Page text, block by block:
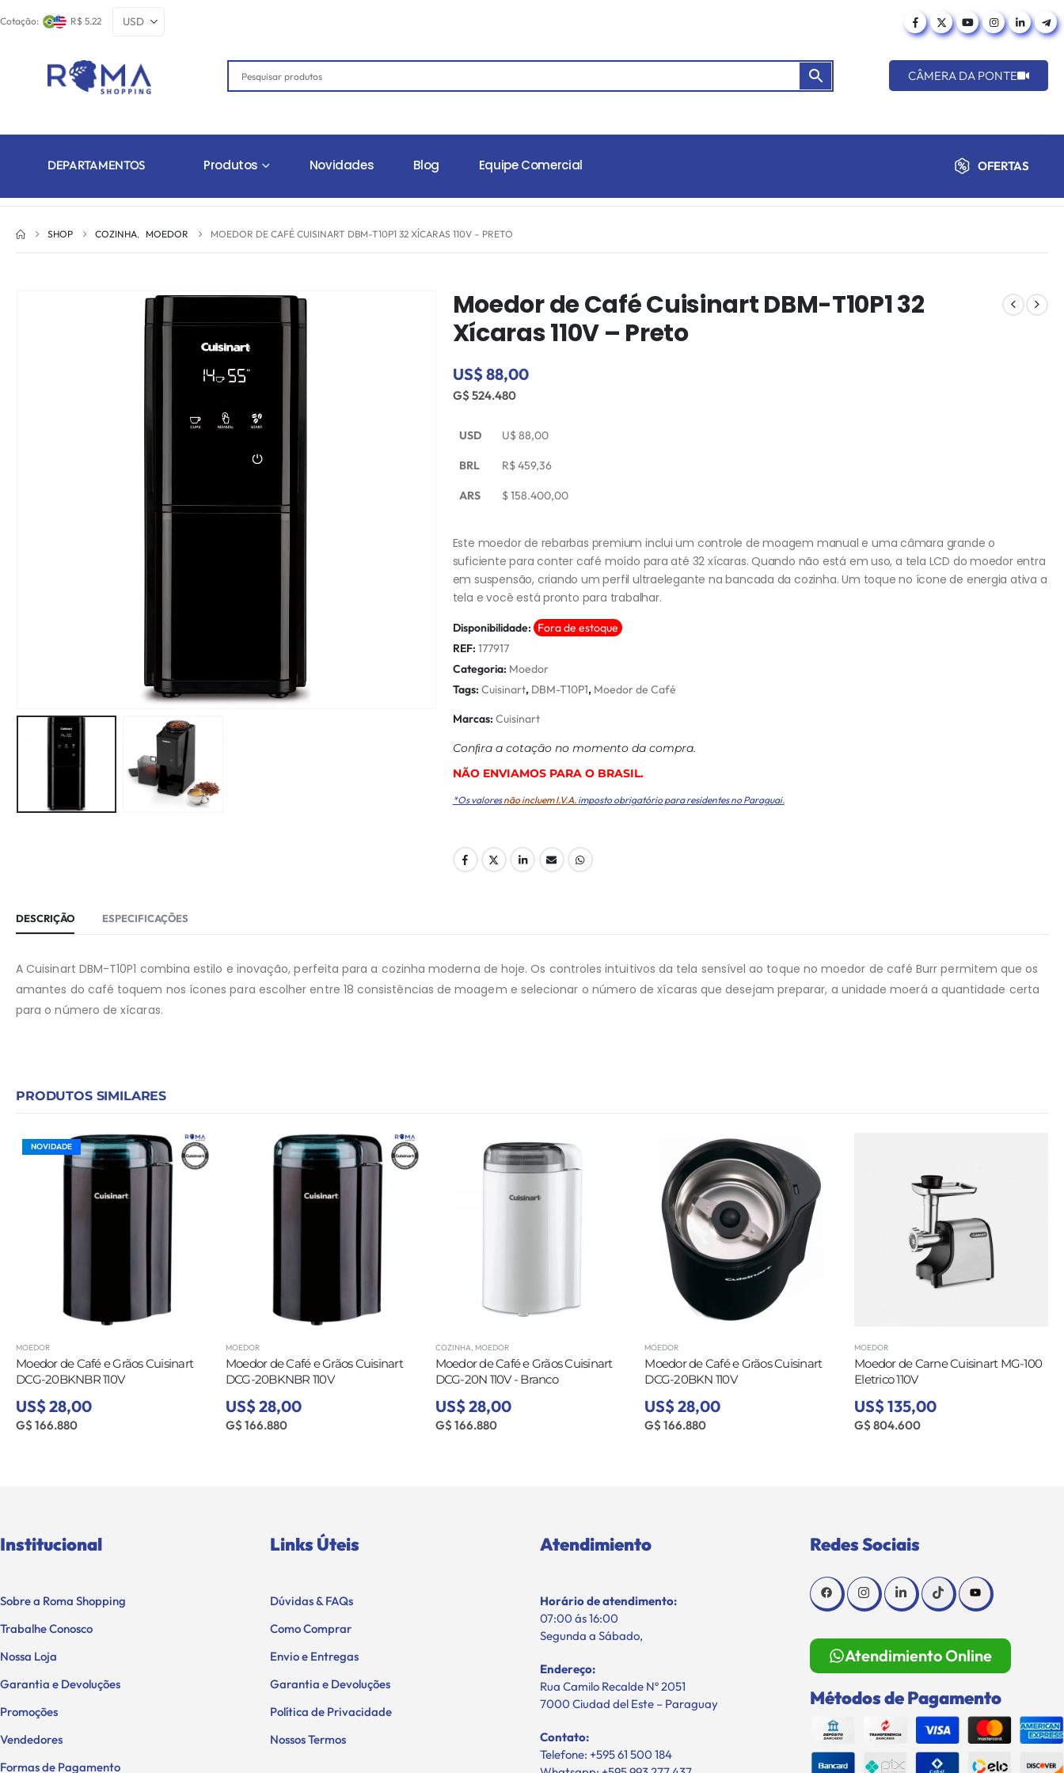
Cotação: R$ 5.22
CÂMERA DA PONTE
DEPARTAMENTOS Produtos Novidades Blog Equipe Comercial OFERTAS
SHOP COZINHA, MOEDOR MOEDOR DE CAFÉ CUISINART DBM-T10P1 32 XÍCARAS 110V – PRETO
Moedor de Café Cuisinart DBM-T10P1 32
Xícaras 110V – Preto
US$ 88,00
G$ 524.480
USD U$88,00
BRL R$459,36
ARS $158.400,00
Este moedor de rebarbas premium inclui um controle de moagem manual e uma câmara grande o
suficiente para conter café moído para até 32 xícaras. Quando não está em uso, a tela LCD do moedor entra
em suspensão, criando um perfil ultraelegante na bancada da cozinha. Um toque no ícone de energia ativa a
tela e você está pronto para trabalhar.
Disponibilidade: Fora de estoque
REF: 177917
Categoria: Moedor
Tags: Cuisinart, DBM-T10P1, Moedor de Café
Marcas: Cuisinart
Conﬁra a cotação no momento da compra.
NÃO ENVIAMOS PARA O BRASIL.
*Os valoresnão incluem I.V.A. imposto obrigatório para residentes no Paraguai.
DESCRIÇÃO ESPECIFICAÇÕES
A Cuisinart DBM-T10P1 combina estilo e inovação, perfeita para a cozinha moderna de hoje. Os controles intuitivos da tela sensível ao toque no moedor de café Burr permitem que os
amantes do café toquem nos ícones para escolher entre 18 consistências de moagem e selecionar o número de xícaras que desejam preparar, a unidade moerá a quantidade certa
para o número de xícaras.
PRODUTOS SIMILARES
NOVIDADE
MOEDOR
Moedor de Café e Grãos Cuisinart
DCG-20BKNBR 110V
US$ 28,00
G$ 166.880
MOEDOR
Moedor de Café e Grãos Cuisinart
DCG-20BKNBR 110V
US$ 28,00
G$ 166.880
COZINHA, MOEDOR
Moedor de Café e Grãos Cuisinart
DCG-20N 110V - Branco
US$ 28,00
G$ 166.880
MOEDOR
Moedor de Café e Grãos Cuisinart
DCG-20BKN 110V
US$ 28,00
G$ 166.880
MOEDOR
Moedor de Carne Cuisinart MG-100
Eletrico 110V
US$ 135,00
G$ 804.600
Institucional
Sobre a Roma Shopping
Trabalhe Conosco
Nossa Loja
Garantia e Devoluções
Promoções
Vendedores
Formas de Pagamento
Links Úteis
Dúvidas & FAQs
Como Comprar
Envio e Entregas
Garantia e Devoluções
Política de Privacidade
Nossos Termos
Atendimiento
Horário de atendimento:
07:00 ás 16:00
Segunda a Sábado,
Endereço:
Rua Camilo Recalde Nº 2051
7000 Ciudad del Este – Paraguay
Contato:
Telefone: +595 61 500 184
Redes Sociais
Atendimiento Online
Métodos de Pagamento